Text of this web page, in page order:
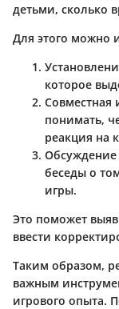
детьми, сколько
Для этого можно
которое
Совместная
понимать,
реакция на
беседы о
игры.
Это поможет
ввести
Таким образом,
важным
игрового опыта.